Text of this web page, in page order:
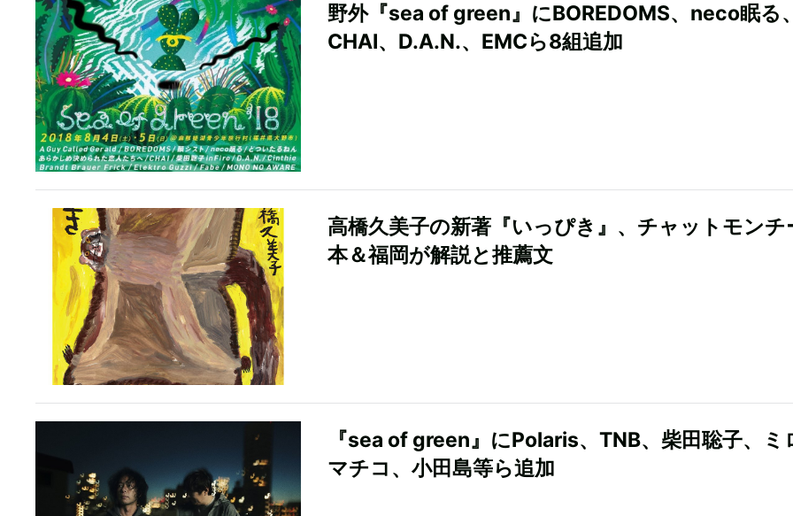
野外『sea of green』にBOREDOMS、neco眠る
CHAI、D.A.N.、EMCら8組追加
高橋久美子の新著『いっぴき』、チャットモンチ
本＆福岡が解説と推薦文
『sea of green』にPolaris、TNB、柴田聡子、ミ
マチコ、小田島等ら追加